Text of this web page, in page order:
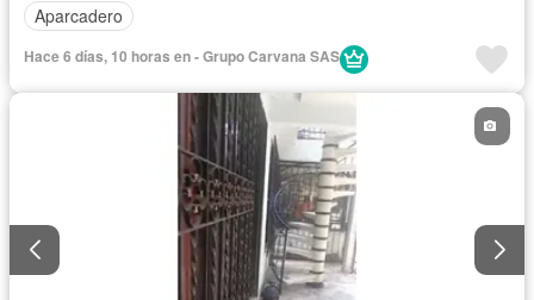
Aparcadero
Hace 6 días, 10 horas en - Grupo Carvana SAS